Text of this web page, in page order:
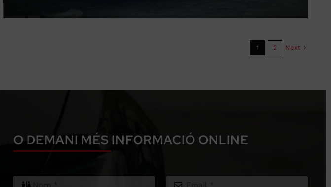
1 2 Next
O DEMANI MÉS INFORMACIÓ ONLINE